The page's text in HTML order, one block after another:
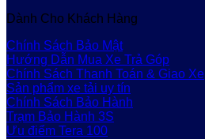
Dành Cho Khách Hàng
Chính Sách Bảo Mật
Hướng Dẫn Mua Xe Trả Góp
Chính Sách Thanh Toán & Giao Xe
Sản phẩm xe tải uy tín
Chính Sách Bảo Hành
Trạm Bảo Hành 3S
Ưu điểm Tera 100